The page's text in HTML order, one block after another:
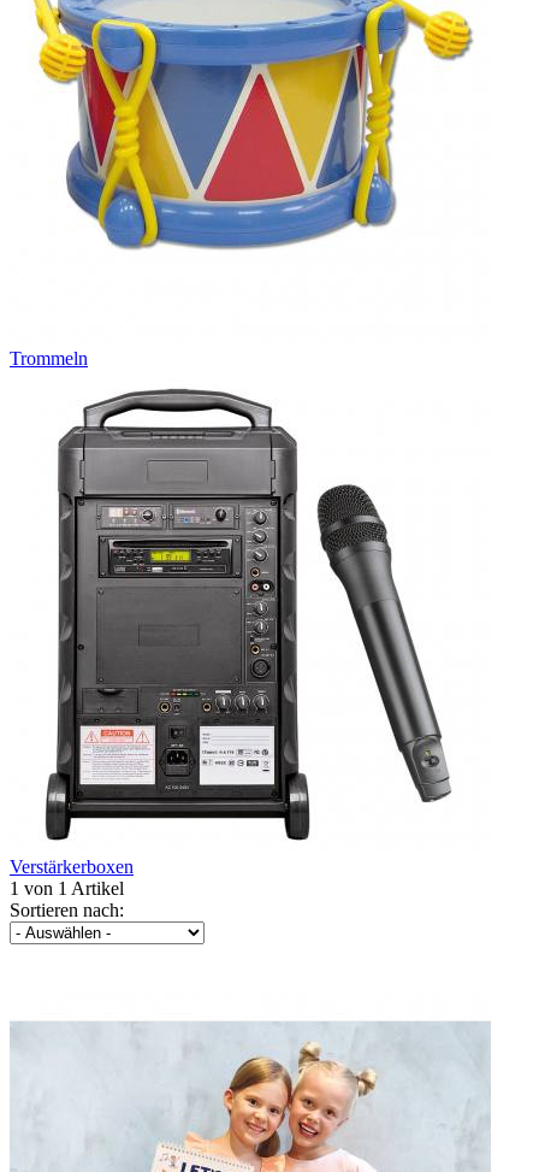
Trommeln
Verstärkerboxen
1 von 1 Artikel
Sortieren nach: